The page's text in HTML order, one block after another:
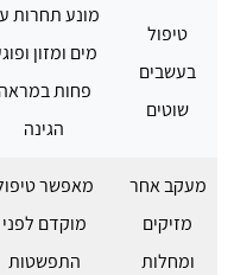
טיפול
בעשבים
שוטים
מונע תחרות
מים ומזון
פחות במראה
הגינה
מעקב אחר
מזיקים
ומחלות
מאפשר
מוקדם לפני
התפשטות